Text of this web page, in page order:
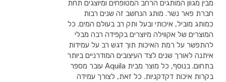
מבין מגוון המותגים הרחב המטופחים ומיוצגים תחת
חברת פאר נשר. מותג הנחשב זה שנים רבות
כמותג מוביל, איכותי ובעל ותק רב בעולם המים. כל
המוצרים של אקווילה מיוצרים בקפידה רבה מבלי
להתפשר על רמת האיכות תוך דגש רב על עמידות
איתנה לאורך שנים לצד העיצובים המודרניים ביותר
בתחום. בנוסף, כל מוצר מבית Aquila עובר מספר
בקרות איכות דקדקניות. כל זאת, לצורך עמידה